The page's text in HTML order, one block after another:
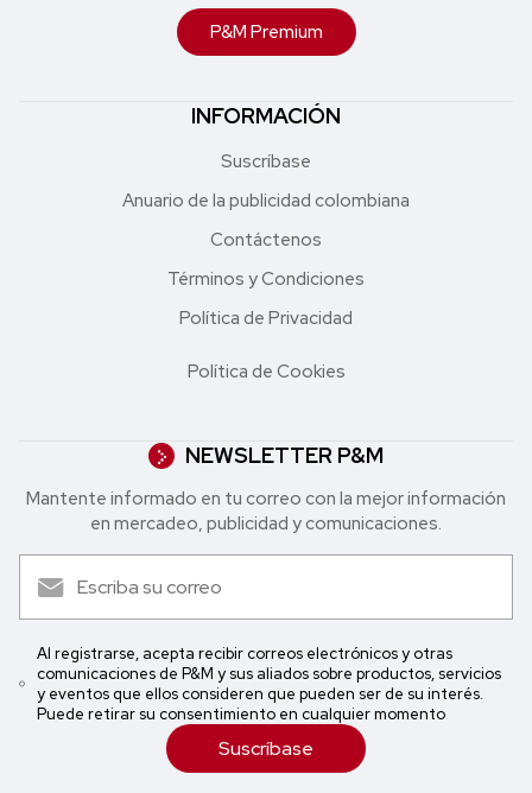
P&M Premium
INFORMACIÓN
Suscríbase
Anuario de la publicidad colombiana
Contáctenos
Términos y Condiciones
Política de Privacidad
Política de Cookies
NEWSLETTER P&M
Mantente informado en tu correo con la mejor in formación
en mercadeo, publicidad y comunicaciones.
Al registrarse, acepta recibir correos electrónicos y otras
comunicaciones de P&M y sus aliados sobre productos, servicios
y eventos que ellos consideren que pueden ser de su interés.
Puede retirar su consentimiento en cualquier momento
Suscríbase